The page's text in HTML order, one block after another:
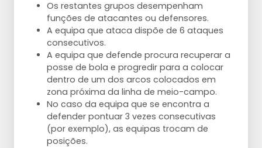
Os restantes grupos desempenham
funções de atacantes ou defensores.
A equipa que ataca dispõe de 6 ataques
consecutivos.
A equipa que defende procura recuperar a
posse de bola e progredir para a colocar
dentro de um dos arcos colocados em
zona próxima da linha de meio-campo.
No caso da equipa que se encontra a
defender pontuar 3 vezes consecutivas
(por exemplo), as equipas trocam de
posições.